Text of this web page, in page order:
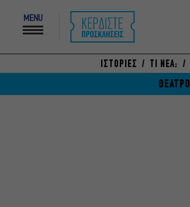
MENU
ΙΣΤΟΡΙΕΣ ΤΙ ΝΕΑ;
ΘΕΑΤΡΟ